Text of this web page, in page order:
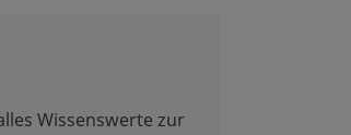
Wissenswerte zur